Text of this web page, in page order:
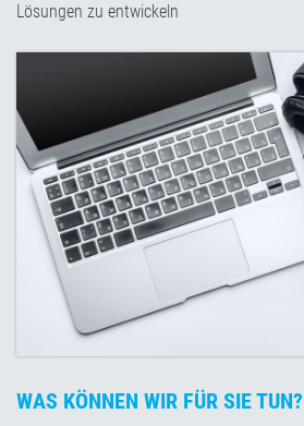
Lösungen zu entwickeln
WAS KÖNNEN WIR FÜR SIE TUN?